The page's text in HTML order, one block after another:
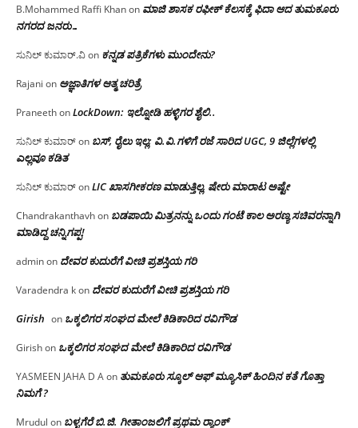
B.Mohammed Raffi Khanon ಮಾಜಿ ಶಾಸಕ ರಫೀಕ್ ಕೆಲಸಕ್ಕೆ ಫಿದಾ ಆದ ತುಮಕೂರು
ನಗರದ ಜನರು…
ಸುನಿಲ್ ಕುಮಾರ್.ವಿon ಕನ್ನಡ ಪತ್ರಿಕೆಗಳು ಮುಂದೇನು?
Rajani on ಅಜ್ಞಾತಿಗಳ ಆತ್ಮ ಚರಿತ್ರೆ
PraneethonLockDown: ಇಲ್ನೋಡಿ ಹಳ್ಳಿಗರ ಶೈಲಿ..
ಸುನಿಲ್ ಕುಮಾರ್on ಬಸ್, ರೈಲು ಇಲ್ಲ; ವಿ.ವಿ.ಗಳಿಗೆ ರಜೆ ಸಾರಿದ UGC, 9 ಜಿಲ್ಲೆಗಳಲ್ಲಿ
ಎಲ್ಲವೂ ಕಡಿತ
ಸುನಿಲ್ ಕುಮಾರ್onLIC ಖಾಸಗೀಕರಣ ಮಾಡುತ್ತಿಲ್ಲ, ಷೇರು ಮಾರಾಟ ಅಷ್ಟೇ
Chandrakanthavhon ಬಡಪಾಯಿ ಮಿತ್ರನನ್ನು ಒಂದು ಗಂಟೆ ಕಾಲ ಅರಣ್ಯ ಸಚಿವರನ್ನಾಗಿ
ಮಾಡಿದ್ದ ಚನ್ನಿಗಪ್ಪ!
adminon ದೇವರ ಕುದುರೆಗೆ ವೀಚಿ ಪ್ರಶಸ್ತಿಯ ಗರಿ
Varadendra kon ದೇವರ ಕುದುರೆಗೆ ವೀಚಿ ಪ್ರಶಸ್ತಿಯ ಗರಿ
Girish on ಒಕ್ಕಲಿಗರ ಸಂಘದ ಮೇಲೆ ಕಿಡಿಕಾರಿದ ರವಿಗೌಡ
Girishon ಒಕ್ಕಲಿಗರ ಸಂಘದ ಮೇಲೆ ಕಿಡಿಕಾರಿದ ರವಿಗೌಡ
YASMEEN JAHA D Aon ತುಮಕೂರು ಸ್ಕೂಲ್ ಆಫ್ ಮ್ಯೂಸಿಕ್ ಹಿಂದಿನ ಕತೆ ಗೊತ್ತಾ
ನಿಮಗೆ ?
Mrudul on ಬಳ್ಳಗೆರೆ ಬಿ.ಜಿ. ಗೀತಾಂಜಲಿಗೆ ಪ್ರಥಮ ರ‌್ಯಾಂಕ್